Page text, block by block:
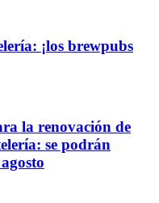
¡los brewpubs
la renovación de
se podrán